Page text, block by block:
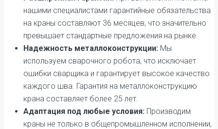
нашими специалистами гарантийные обязательства
на краны составляют 36 месяцев, что значительно
превышает стандартные предложения на рынке.
Надежность металлоконструкции: Мы
используем сварочного робота, что исключает
ошибки сварщика и гарантирует высокое качество
каждого шва. Гарантия на металлоконструкцию
крана составляет более 25 лет.
Адаптация под любые условия: Производим
краны не только в общепромышленном исполнении,